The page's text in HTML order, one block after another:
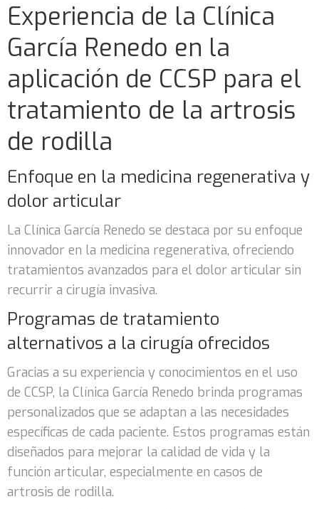
Experiencia de la Clínica
García Renedo en la
aplicación de CCSP para el
tratamiento de la artrosis
de rodilla
Enfoque en la medicina regenerativa y
dolor articular
La Clínica García Renedo se destaca por su enfoque
innovador en la medicina regenerativa, ofreciendo
tratamientos avanzados para el dolor articular sin
recurrir a cirugía invasiva.
Programas de tratamiento
alternativos a la cirugía ofrecidos
Gracias a su experiencia y conocimientos en el uso
de CCSP, la Clínica García Renedo brinda programas
personalizados que se adaptan a las necesidades
específicas de cada paciente. Estos programas están
diseñados para mejorar la calidad de vida y la
función articular, especialmente en casos de
artrosis de rodilla.